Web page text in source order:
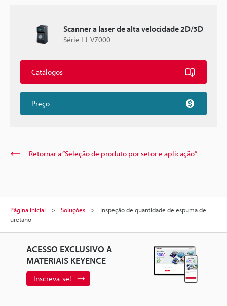
Scanner a laser de alta velocidade 2D/3D
Série LJ-V7000
Catálogos
Preço
Retornar a “Seleção de produto por setor e aplicação”
Página inicial Soluções
Inspeção de quantidade de espuma de
uretano
ACESSO EXCLUSIVO A
MATERIAIS KEYENCE
Inscreva-se!